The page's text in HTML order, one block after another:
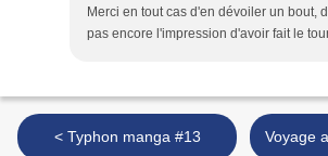
Merci en tout cas d'en dévoiler un bout,
pas encore l'impression d'avoir fait le
< Typhon manga #13